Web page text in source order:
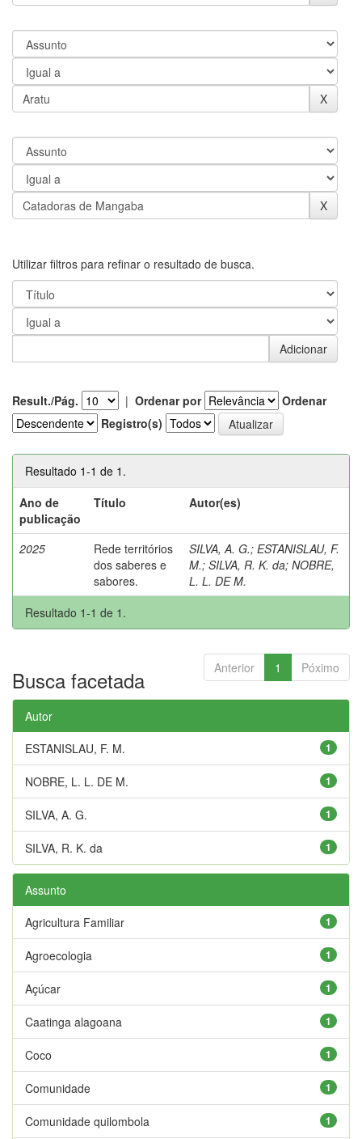
Utilizar filtros para refinar o resultado de busca.
Result./Pág. | Ordenar por
Ordenar
Registro(s)
Resultado 1-1 de 1.
Ano de
publicação
Título Autor(es)
2025
Rede territórios
dos saberes e
sabores.
SILVA, A. G.; ESTANISLAU, F.
M.; SILVA, R. K. da; NOBRE,
L. L. DE M.
Resultado 1-1 de 1.
Anterior 1 Póximo
Busca facetada
Autor
1
ESTANISLAU, F. M.
1
NOBRE, L. L. DE M.
1
SILVA, A. G.
1
SILVA, R. K. da
Assunto
1
Agricultura Familiar
1
Agroecologia
1
Açúcar
1
Caatinga alagoana
1
Coco
1
Comunidade
1
Comunidade quilombola